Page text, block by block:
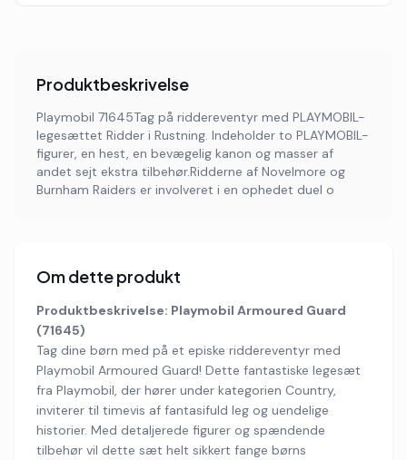
Produktbeskrivelse
Playmobil 71645Tag på riddereventyr med PLAYMOBIL-
legesættet Ridder i Rustning. Indeholder to PLAYMOBIL-
figurer, en hest, en bevægelig kanon og masser af
andet sejt ekstra tilbehør.Ridderne af Novelmore og
Burnham Raiders er involveret i en ophedet duel o
Om dette produkt
Produktbeskrivelse: Playmobil Armoured Guard
(71645)
Tag dine børn med på et episke riddereventyr med
Playmobil Armoured Guard! Dette fantastiske legesæt
fra Playmobil, der hører under kategorien Country,
inviterer til timevis af fantasifuld leg og uendelige
historier. Med detaljerede figurer og spændende
tilbehør vil dette sæt helt sikkert fange børns